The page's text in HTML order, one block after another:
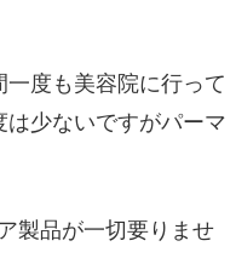
度も美容院に行って
少ないですがパーマ
製品が一切要りませ